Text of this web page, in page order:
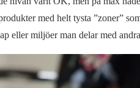
med helt tysta ”zoner”
eller miljöer man delar med